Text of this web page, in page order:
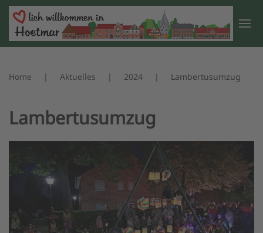
Zum Hauptinhalt springen
Home Aktuelles 2024 Lambertusumzug
Lambertusumzug